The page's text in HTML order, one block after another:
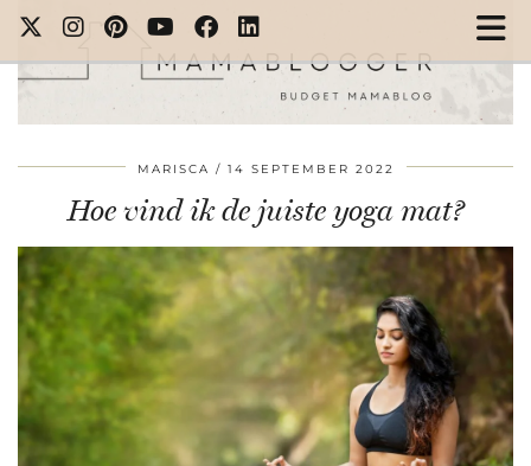
MARISCA 14 SEPTEMBER 2022
Hoe vind ik de juiste yoga mat?